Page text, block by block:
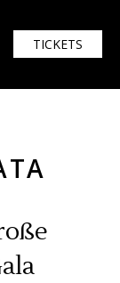
TICKETS